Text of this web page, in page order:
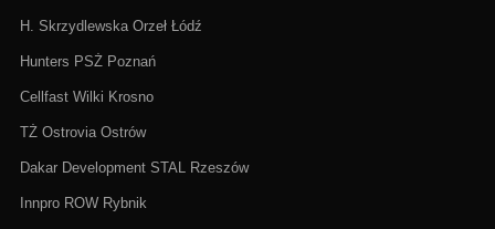
H. Skrzydlewska Orzeł Łódź
Hunters PSŻ Poznań
Cellfast Wilki Krosno
TŻ Ostrovia Ostrów
Dakar Development STAL Rzeszów
Innpro ROW Rybnik